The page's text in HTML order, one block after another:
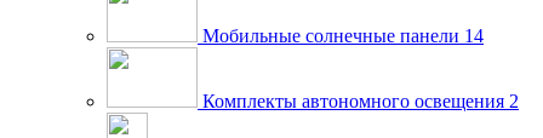
Мобильные солнечные панели 14
Комплекты автономного освещения 2